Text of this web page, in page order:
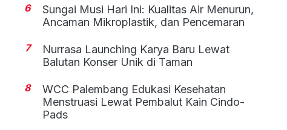
6
Sungai Musi Hari Ini: Kualitas Air Menurun,
Ancaman Mikroplastik, dan Pencemaran
7
Nurrasa Launching Karya Baru Lewat
Balutan Konser Unik di Taman
8
WCC Palembang Edukasi Kesehatan
Menstruasi Lewat Pembalut Kain Cindo-
Pads